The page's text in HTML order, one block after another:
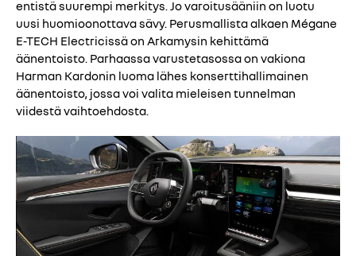
entistä suurempi merkitys. Jo varoitusääniin on luotu
uusi huomioonottava sävy. Perusmallista alkaen Mégane
E-TECH Electricissä on Arkamysin kehittämä
äänentoisto. Parhaassa varustetasossa on vakiona
Harman Kardonin luoma lähes konserttihallimainen
äänentoisto, jossa voi valita mieleisen tunnelman
viidestä vaihtoehdosta.